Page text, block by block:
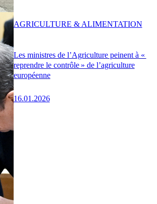
Les ministres de l’Agriculture peinent à «
reprendre le contrôle » de l’agriculture
européenne
16.01.2026
AGRICULTURE & ALIMENTATION